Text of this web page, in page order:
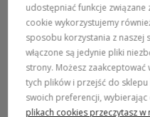
POPULARNE KATEGORIE
DOSTAWA:
udostępniać funkcje związane
cookie wykorzystujemy
sposobu korzystania z naszej
włączone są jedynie pliki
strony. Możesz zaakceptować
tych plików i przejść do
swoich preferencji,
plikach cookies przeczytasz